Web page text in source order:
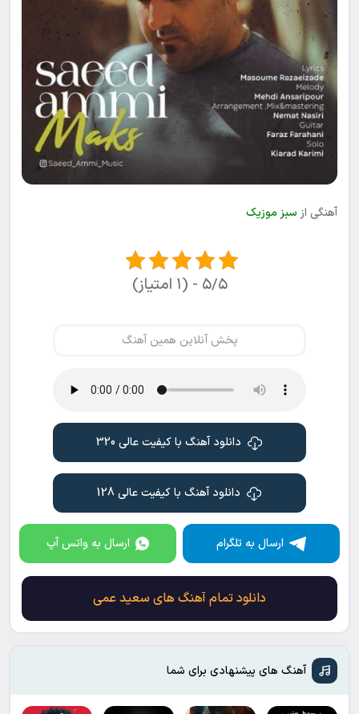
آهنگی از سبز موزیک
۵/۵ - (۱ امتیاز)
پخش آنلاین همین آهنگ
دانلود آهنگ با کیفیت عالی 320
دانلود آهنگ با کیفیت عالی 128
ارسال به تلگرام ارسال به واتس آپ
دانلود تمام آهنگ های سعید عمی
آهنگ های پیشنهادی برای شما